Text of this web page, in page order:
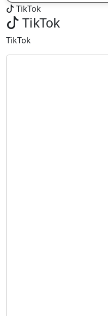
TikTok
TikTok
TikTok